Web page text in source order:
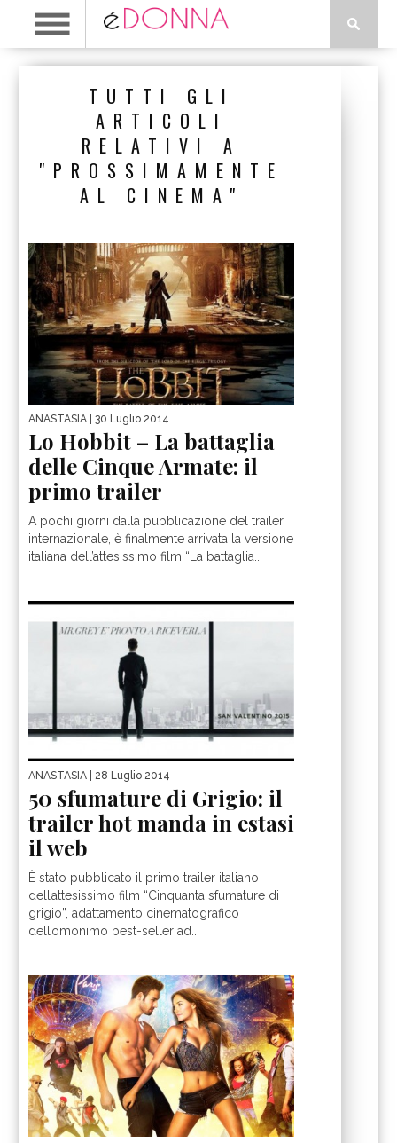
TUTTI GLI
ARTICOLI
RELATIVI A
"PROSSIMAMENTE
AL CINEMA"
ANASTASIA | 30 Luglio 2014
Lo Hobbit – La battaglia
delle Cinque Armate: il
primo trailer
A pochi giorni dalla pubblicazione del trailer
internazionale, è finalmente arrivata la versione
italiana dell’attesissimo film “La battaglia...
ANASTASIA | 28 Luglio 2014
50 sfumature di Grigio: il
trailer hot manda in estasi
il web
È stato pubblicato il primo trailer italiano
dell’attesissimo film “Cinquanta sfumature di
grigio”, adattamento cinematografico
dell’omonimo best-seller ad...